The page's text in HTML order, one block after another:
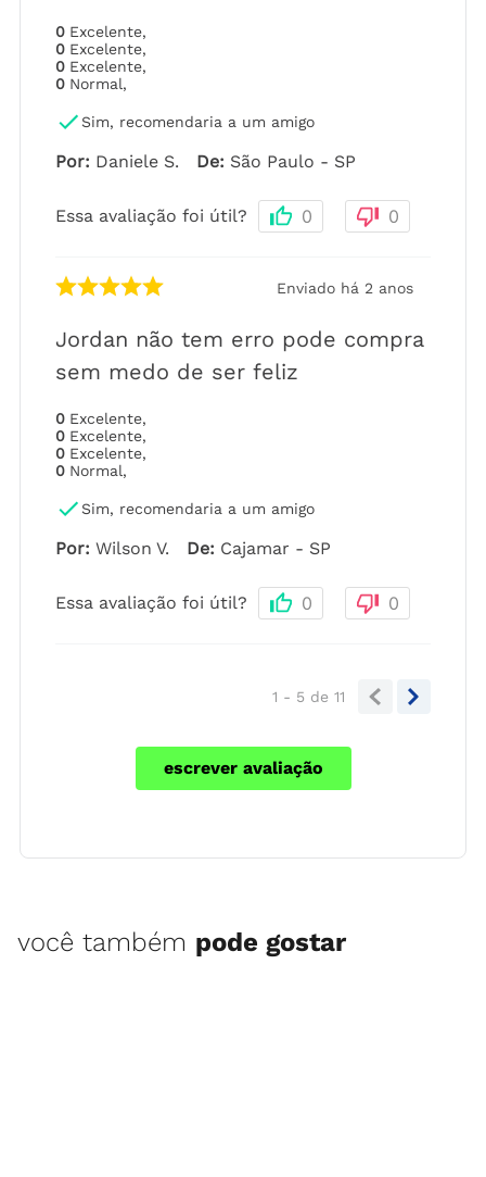
0 Excelente,
0 Excelente,
0 Excelente,
0 Normal,
Sim, recomendaria a um amigo
Por: Daniele S. De: São Paulo - SP
Essa avaliação foi útil? 0 0
Enviado há 2 anos
Jordan não tem erro pode compra
sem medo de ser feliz
0 Excelente,
0 Excelente,
0 Excelente,
0 Normal,
Sim, recomendaria a um amigo
Por: Wilson V. De: Cajamar - SP
Essa avaliação foi útil? 0 0
1 - 5 de 11
escrever avaliação
você também pode gostar